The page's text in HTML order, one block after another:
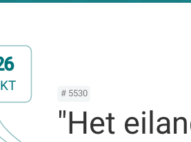
# 5530
"Het